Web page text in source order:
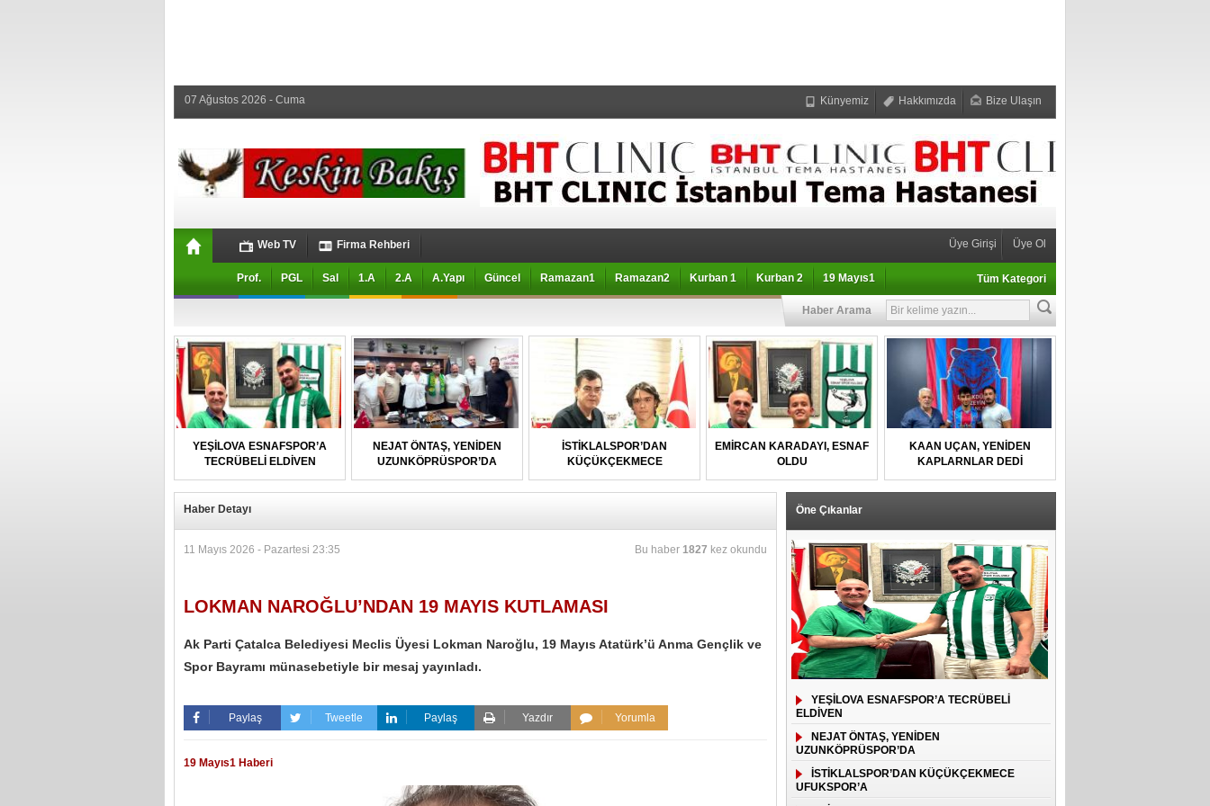
07 Ağustos 2026 - Cuma Künyemiz Hakkımızda Bize Ulaşın
Web TV Firma Rehberi Üye Girişi Üye Ol
Prof. PGL Sal 1.A 2.A A.Yapı Güncel Ramazan1 Ramazan2 Kurban 1 Kurban 2 19 Mayıs1 Tüm Kategori
Haber Arama
YEŞİLOVA ESNAFSPOR’A
TECRÜBELİ ELDİVEN
NEJAT ÖNTAŞ, YENİDEN
UZUNKÖPRÜSPOR’DA
İSTİKLALSPOR’DAN
KÜÇÜKÇEKMECE
UFUKSPOR’A
EMİRCAN KARADAYI, ESNAF
OLDU
KAAN UÇAN, YENİDEN
KAPLARNLAR DEDİ
Haber Detayı
11 Mayıs 2026 - Pazartesi 23:35 Bu haber 1827 kez okundu
LOKMAN NAROĞLU’NDAN 19 MAYIS KUTLAMASI
Ak Parti Çatalca Belediyesi Meclis Üyesi Lokman Naroğlu, 19 Mayıs Atatürk’ü Anma Gençlik ve
Spor Bayramı münasebetiyle bir mesaj yayınladı.
Paylaş Tweetle Paylaş Yazdır Yorumla
19 Mayıs1 Haberi
Öne Çıkanlar
YEŞİLOVA ESNAFSPOR’A TECRÜBELİ
ELDİVEN
NEJAT ÖNTAŞ, YENİDEN
UZUNKÖPRÜSPOR’DA
İSTİKLALSPOR’DAN KÜÇÜKÇEKMECE
UFUKSPOR’A